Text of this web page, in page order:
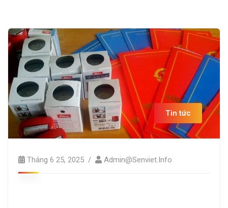
Tin tức
Tháng 6 25, 2025 Admin@senviet.info